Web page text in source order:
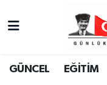
GÜNCEL EĞİTİM
GÜNCEL
Zonguldak